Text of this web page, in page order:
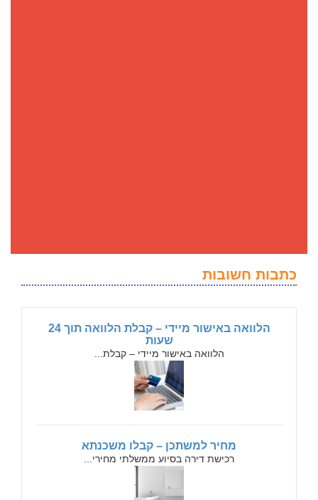
כתבות חשובות
הלוואה באישור מיידי – קבלת הלוואה תוך 24
שעות
הלוואה באישור מיידי – קבלת...
מחיר למשתכן – קבלו משכנתא
רכישת דירה בסיוע ממשלתי מחירי...